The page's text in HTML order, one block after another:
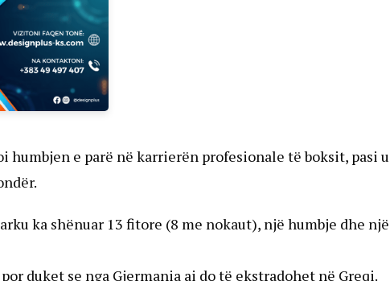
e parë në karrierën profesionale të boksit, pasi u
ka shënuar 13 fitore (8 me nokaut), një humbje dhe një
duket se nga Gjermania ai do të ekstradohet në Greqi.